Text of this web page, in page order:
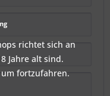
richtet sich an
Jahre alt sind.
fortzufahren.